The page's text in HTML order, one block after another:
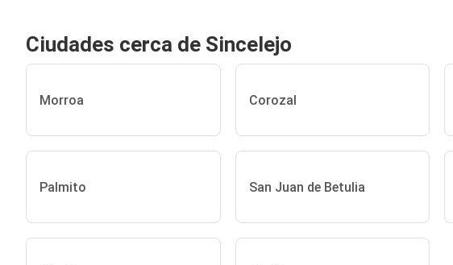
Ciudades cerca de Sincelejo
Morroa Corozal
Palmito San Juan de Betulia